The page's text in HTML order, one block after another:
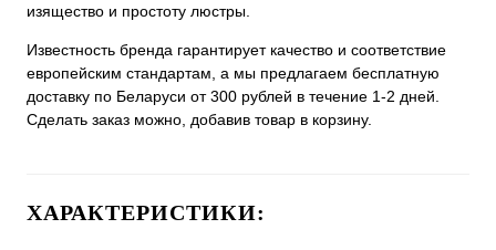
изящество и простоту люстры.
Известность бренда гарантирует качество и соответствие
европейским стандартам, а мы предлагаем бесплатную
доставку по Беларуси от 300 рублей в течение 1-2 дней.
Сделать заказ можно, добавив товар в корзину.
ХАРАКТЕРИСТИКИ: